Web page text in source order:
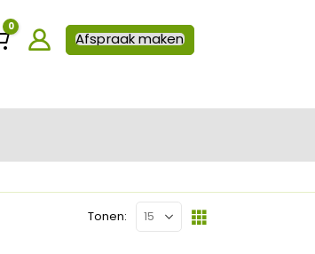
Winkelwagen
0
Afspraak maken
Tonen: